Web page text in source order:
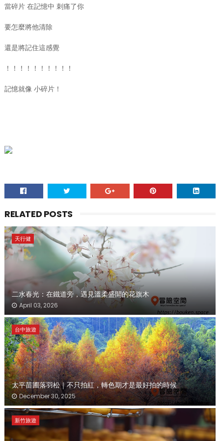
當碎片 在記憶中 刺痛了你
要怎麼將他清除
還是將記住這感覺
！！！！！！！！！！
記憶就像 小碎片！
RELATED POSTS
天行健
二水春光：在鐵道旁，遇見溫柔盛開的花旗木
April 03, 2026
台中旅遊
太平苗圃落羽松｜不只拍紅，轉色期才是最好拍的時候
December 30, 2025
新竹旅遊